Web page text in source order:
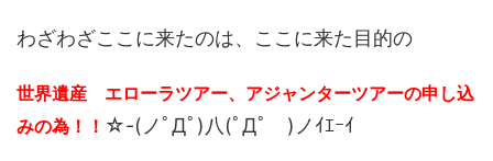
わざわざここに来たのは、ここに来た目的の
世界遺産 エローラツアー、アジャンターツアーの申し込
みの為！！ ☆-(ノﾟДﾟ)八(ﾟДﾟ )ノｲｴｰｲ